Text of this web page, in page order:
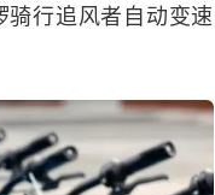
行追风者自动变速